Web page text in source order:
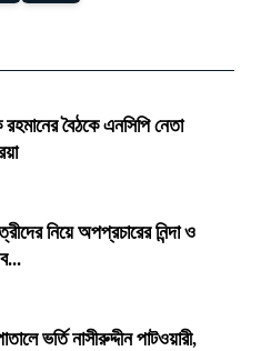
বৈঠকে এনসিপি নেতা
নিয়ে অপপ্রচারের নিন্দা ও
ভর্তি নাসীরুদ্দীন পাটওয়ারী,